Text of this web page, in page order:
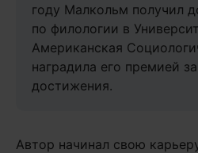
году Малкольм получил
по филологии в
Американская
наградила его премией
достижения.
Автор начинал свою